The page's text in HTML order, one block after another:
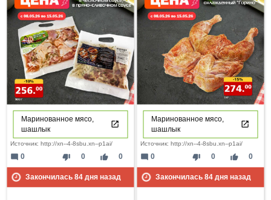
Маринованное мясо,
шашлык
Источник: http://xn--4-8sbu.xn--p1ai/
thumb_down 0 thumb_up 0
mode_comment 0
Закончилась 84дня назад
Маринованное мясо,
шашлык
Источник: http://xn--4-8sbu.xn--p1ai/
thumb_down 0 thumb_up 0
mode_comment 0
Закончилась 84дня назад